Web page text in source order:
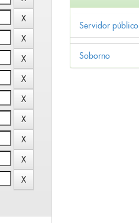
Servidor público
Soborno